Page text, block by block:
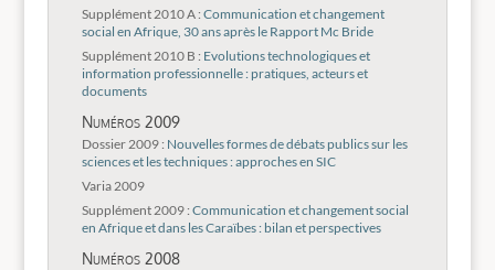
Supplément 2010 A : Communication et changement
social en Afrique, 30 ans après le Rapport Mc Bride
Supplément 2010 B : Evolutions technologiques et
information professionnelle : pratiques, acteurs et
documents
Numéros 2009
Dossier 2009 : Nouvelles formes de débats publics sur les
sciences et les techniques : approches en SIC
Varia 2009
Supplément 2009 : Communication et changement social
en Afrique et dans les Caraïbes : bilan et perspectives
Numéros 2008